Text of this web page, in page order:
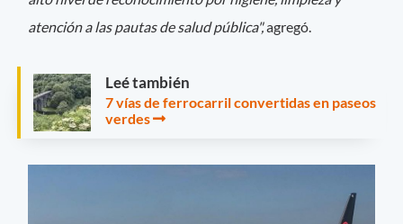
atención a las pautas de salud pública",agregó.
Leé también
7 vías de ferrocarril convertidas en paseos
verdes